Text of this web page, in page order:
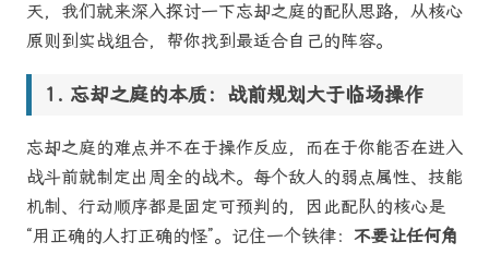
天，我们就来深入探讨一下忘却之庭的配队思路，从核心
原则到实战组合，帮你找到最适合自己的阵容。
忘却之庭的本质：战前规划大于临场操作
忘却之庭的难点并不在于操作反应，而在于你能否在进入
战斗前就制定出周全的战术。每个敌人的弱点属性、技能
机制、行动顺序都是固定可预判的，因此配队的核心是
“用正确的人打正确的怪”。记住一个铁律： 不要让任何角